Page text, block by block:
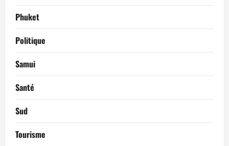
Phuket
Politique
Samui
Santé
Sud
Tourisme